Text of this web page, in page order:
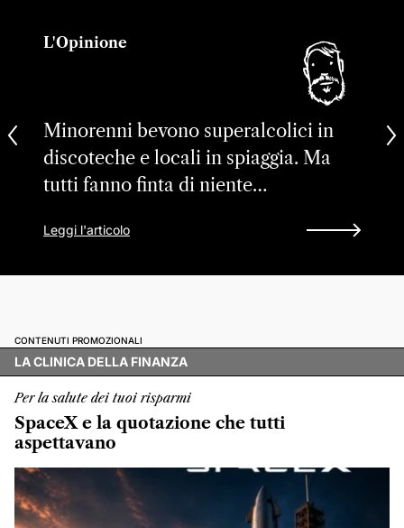
L'Opinione
Minorenni bevono superalcolici in
discoteche e locali in spiaggia. Ma
tutti fanno finta di niente…
Leggi l'articolo
CONTENUTI PROMOZIONALI
LA CLINICA DELLA FINANZA
Per la salute dei tuoi risparmi
SpaceX e la quotazione che tutti
aspettavano